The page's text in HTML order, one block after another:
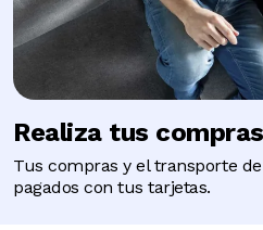
Realiza tus compras
Tus compras y el transporte
pagados con tus tarjetas.